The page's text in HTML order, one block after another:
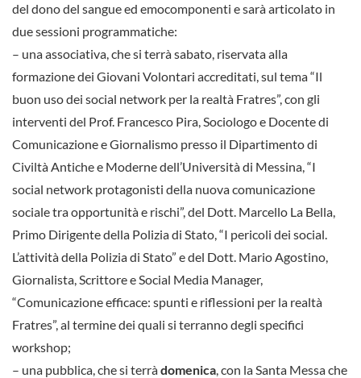
del dono del sangue ed emocomponenti e sarà articolato in
due sessioni programmatiche:
– una associativa, che si terrà sabato, riservata alla
formazione dei Giovani Volontari accreditati, sul tema “Il
buon uso dei social network per la realtà Fratres”, con gli
interventi del Prof. Francesco Pira, Sociologo e Docente di
Comunicazione e Giornalismo presso il Dipartimento di
Civiltà Antiche e Moderne dell’Università di Messina, “I
social network protagonisti della nuova comunicazione
sociale tra opportunità e rischi”, del Dott. Marcello La Bella,
Primo Dirigente della Polizia di Stato, “I pericoli dei social.
L’attività della Polizia di Stato” e del Dott. Mario Agostino,
Giornalista, Scrittore e Social Media Manager,
“Comunicazione efficace: spunti e riflessioni per la realtà
Fratres”, al termine dei quali si terranno degli specifici
workshop;
– una pubblica, che si terràdomenica, con la Santa Messa che